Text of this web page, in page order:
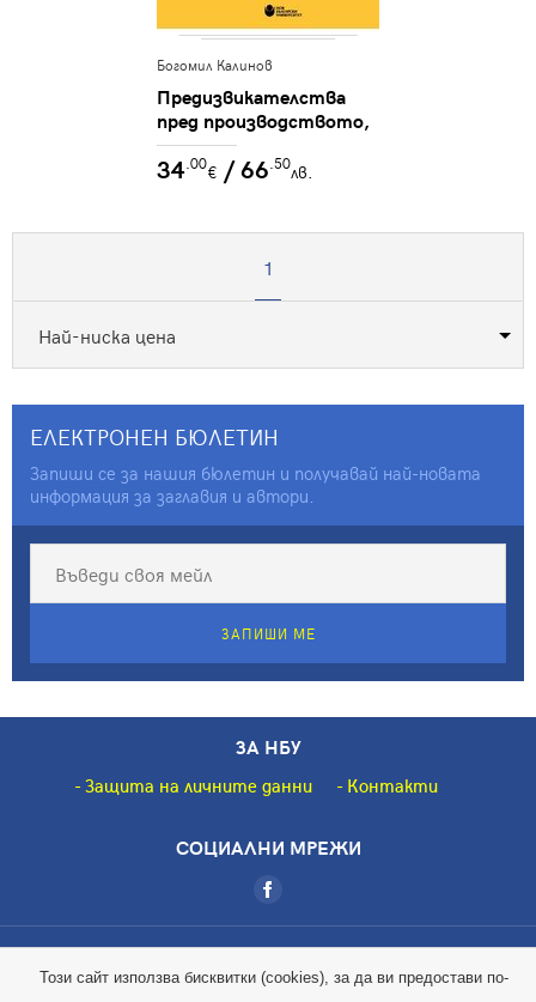
Богомил Калинов
Предизвикателства
пред производството,
измерването и
разпространението на
видеа в социалните
34.00€ / 66.50лв.
1
ЕЛЕКТРОНЕН БЮЛЕТИН
Запиши се за нашия бюлетин и получавай най-новата
информация за заглавия и автори.
ЗАПИШИ МЕ
ЗА НБУ
Защита на личните данни Контакти
СОЦИАЛНИ МРЕЖИ
Този сайт използва бисквитки (cookies), за да ви предостави по-